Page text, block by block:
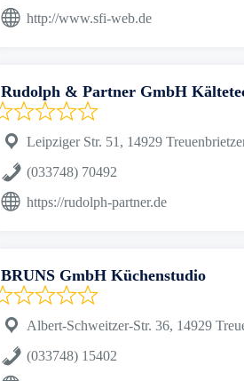
http://www.sfi-web.de
Rudolph & Partner GmbH
Leipziger Str. 51, 14929
(033748) 70492
https://rudolph-partner.de
BRUNS GmbH Küchenstudio
Albert-Schweitzer-Str. 36, 14929
(033748) 15402